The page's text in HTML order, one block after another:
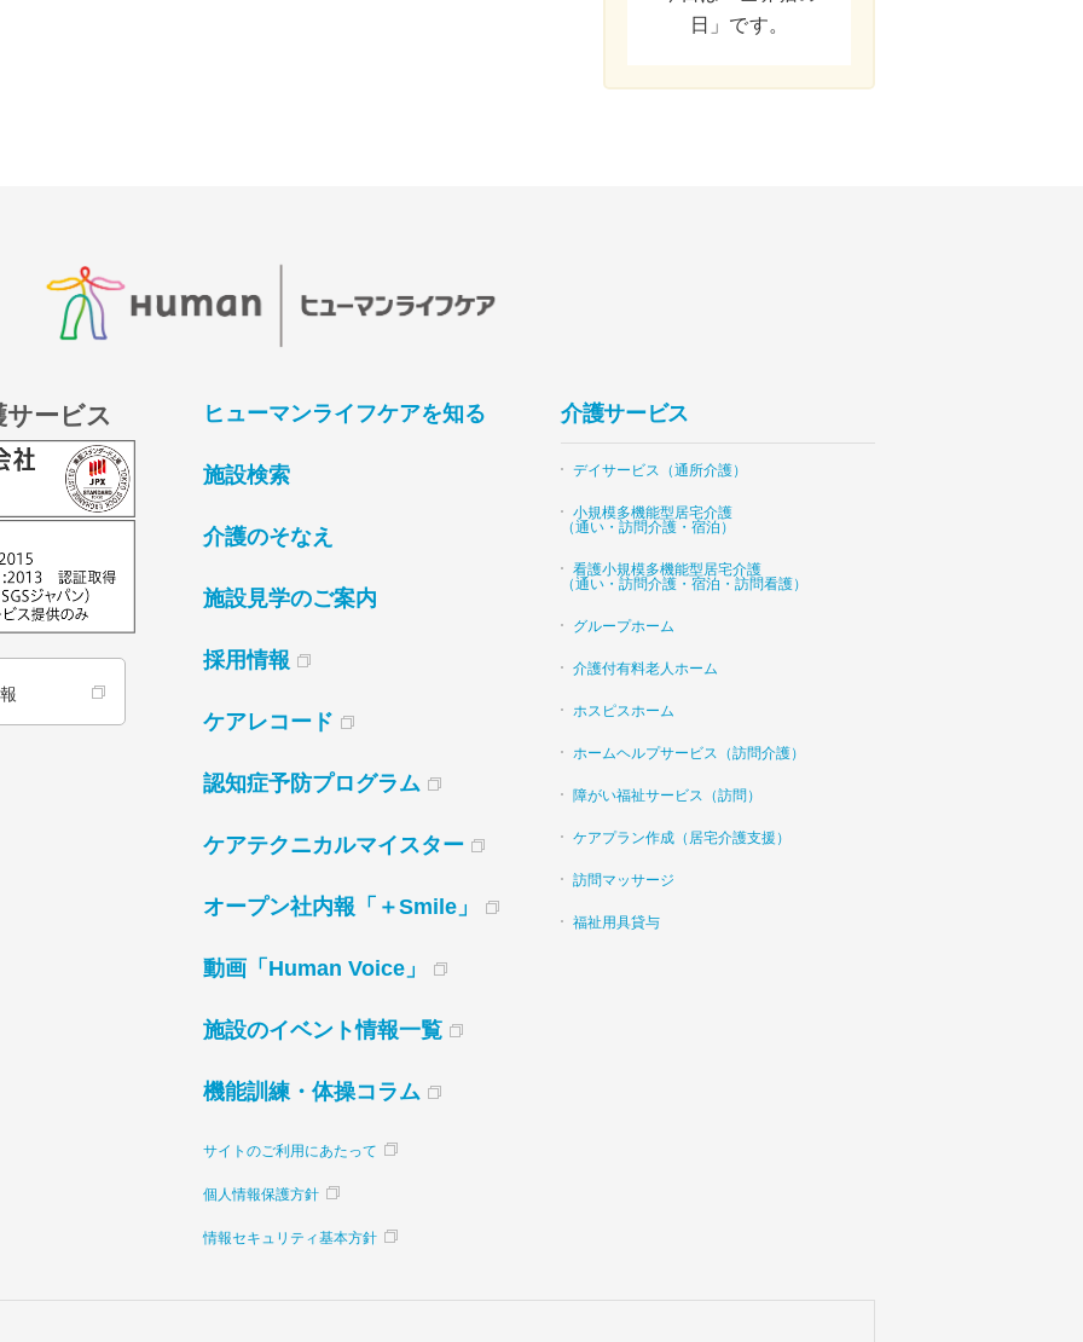
日」です。
ービス ヒューマンライフケアを知る
施設検索
介護のそなえ
施設見学のご案内
採用情報
ケアレコード
認知症予防プログラム
ケアテクニカルマイスター
オープン社内報「＋Smile」
動画「Human Voice」
施設のイベント情報一覧
機能訓練・体操コラム
サイトのご利用にあたって
個人情報保護方針
情報セキュリティ基本方針
介護サービス
デイサービス（通所介護）
小規模多機能型居宅介護
（通い・訪問介護・宿泊）
看護小規模多機能型居宅介護
（通い・訪問介護・宿泊・訪問看護）
グループホーム
介護付有料老人ホーム
ホスピスホーム
ホームヘルプサービス（訪問介護）
障がい福祉サービス（訪問）
ケアプラン作成（居宅介護支援）
訪問マッサージ
福祉用具貸与